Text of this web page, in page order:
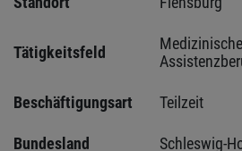
Tätigkeitsfeld
Beschäftigungsart Teilzeit
Bundesland Schleswig-